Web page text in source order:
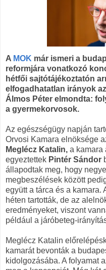
A MOK már ismeri a
reformjára vonatkozó
hétfői sajtótájékoztatón
elfogadhatatlan irányok
Álmos Péter elmondta:
a gyermekorvosok.
Az egészségügy napján
Orvosi Kamara elnöksége
Meglécz Katalin, a kamara
egyeztettek Pintér Sándor
állapodtak meg, hogy
megbeszélések között
együtt a tárca és a kamara.
héten tartották, de az
eredményeket, viszont
például a járóbeteg-
Meglécz Katalin
kamarát bevonták a
kidolgozásába. A folyamat